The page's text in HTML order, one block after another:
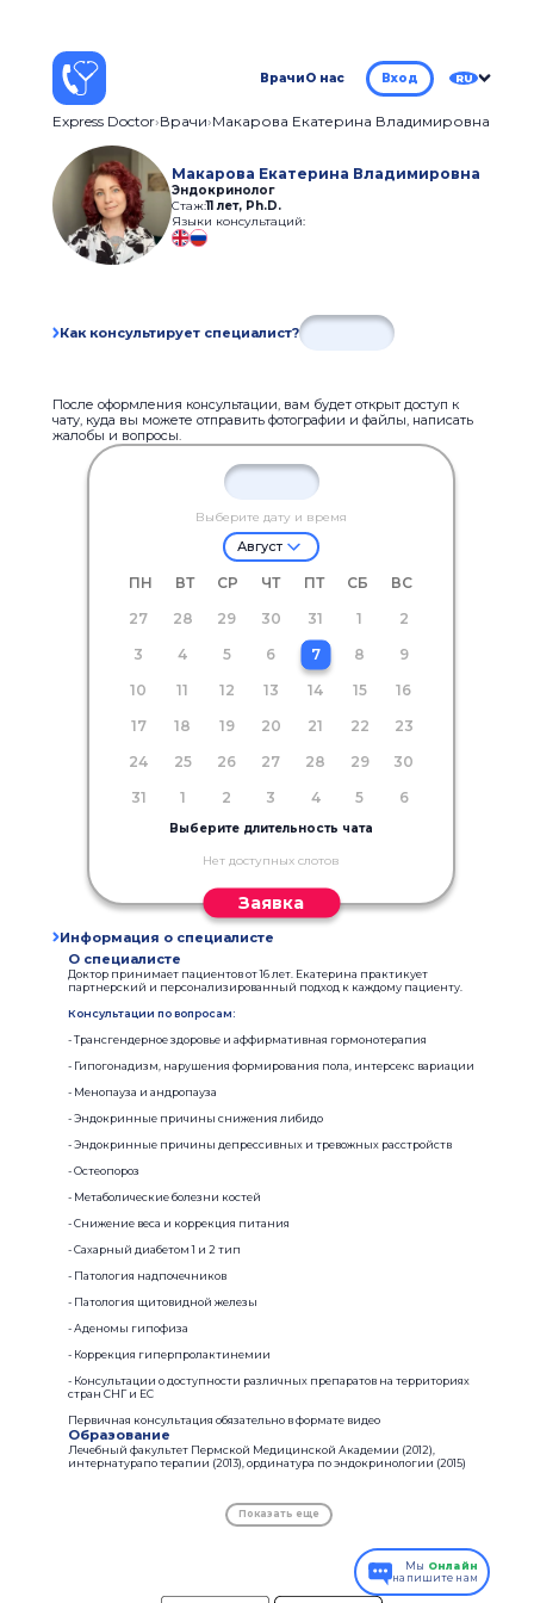
ВрачиО нас Вход RU
Express Doctor Врачи Макарова Екатерина Владимировна
Макарова Екатерина Владимировна
Эндокринолог
Стаж:11 лет, Ph.D.
Языки консультаций:
Как консультирует специалист?
После оформления консультации, вам будет открыт доступ к
чату, куда вы можете отправить фотографии и файлы, написать
жалобы и вопросы.
Выберите дату и время
Август
ПН ВТ СР ЧТ ПТ СБ
ВС
27
28 29 30 31 1
2
3
4 5 6 7 8
9
10
11 12 13 14 15
16
17
18 19 20 21 22
23
24
25 26 27 28 29
30
31
1 2 3 4 5 6
Выберите длительность чата
Нет доступных слотов
Заявка
Информация о специалисте
О специалисте
Доктор принимает пациентов от 16 лет. Екатерина практикует
партнерский и персонализированный подход к каждому пациенту.
Консультации по вопросам:
- Трансгендерное здоровье и аффирмативная гормонотерапия
- Гипогонадизм, нарушения формирования пола, интерсекс вариации
- Менопауза и андропауза
- Эндокринные причины снижения либидо
- Эндокринные причины депрессивных и тревожных расстройств
- Остеопороз
- Метаболические болезни костей
- Снижение веса и коррекция питания
- Сахарный диабетом 1 и 2 тип
- Патология надпочечников
- Патология щитовидной железы
- Аденомы гипофиза
- Коррекция гиперпролактинемии
- Консультации о доступности различных препаратов на территориях
стран СНГ и ЕС
Первичная консультация обязательно в формате видео
Образование
Лечебный факультет Пермской Медицинской Академии (2012),
интернатурапо терапии (2013), ординатура по эндокринологии (2015)
Показать еще
Мы Онлайн
напишите нам